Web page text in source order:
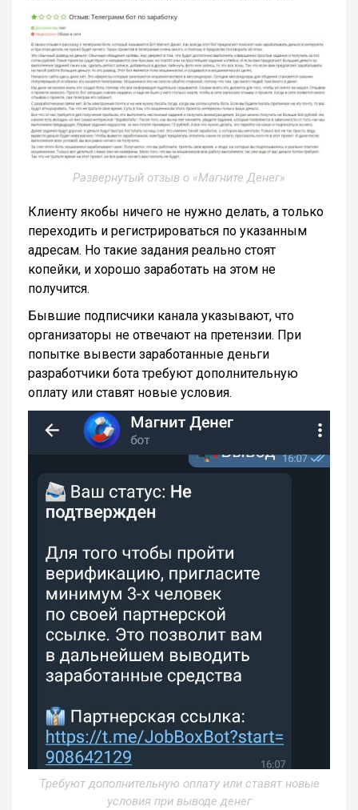
Развернутый отзыв о «Магните Денег»
Клиенту якобы ничего не нужно делать, а только
переходить и регистрироваться по указанным
адресам. Но такие задания реально стоят
копейки, и хорошо заработать на этом не
получится.
Бывшие подписчики канала указывают, что
организаторы не отвечают на претензии. При
попытке вывести заработанные деньги
разработчики бота требуют дополнительную
оплату или ставят новые условия.
Требуют дополнительную оплату или ставят новые
условия при выводе денег